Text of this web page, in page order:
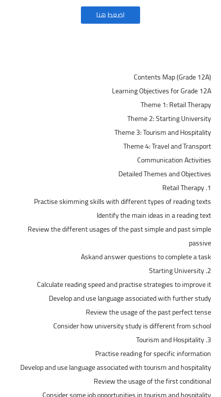
اضغط هنا
Contents Map (Grade 12A)
Learning Objectives for Grade 12A
Theme 1: Retail Therapy
Theme 2: Starting University
Theme 3: Tourism and Hospitality
Theme 4: Travel and Transport
Communication Activities
Detailed Themes and Objectives
1. Retail Therapy
Practise skimming skills with different types of reading texts
Identify the main ideas in a reading text
Review the different usages of the past simple and past simple
passive
Askand answer questions to complete a task
2. Starting University
Calculate reading speed and practise strategies to improve it
Develop and use language associated with further study
Review the usage of the past perfect tense
Consider how university study is different from school
3. Tourism and Hospitality
Practise reading for specific information
Develop and use language associated with tourism and hospitality
Review the usage of the first conditional